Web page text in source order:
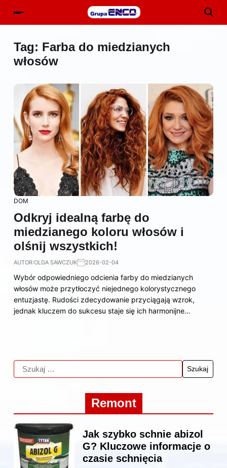
Tag: Farba do miedzianych
włosów
DOM
Odkryj idealną farbę do
miedzianego koloru włosów i
olśnij wszystkich!
AUTOR:OLGA SAWCZUK 2026-02-04
Wybór odpowiedniego odcienia farby do miedzianych
włosów może przytłoczyć niejednego kolorystycznego
entuzjastę. Rudości zdecydowanie przyciągają wzrok,
jednak kluczem do sukcesu staje się ich harmonijne…
Remont
Jak szybko schnie abizol
G? Kluczowe informacje o
czasie schnięcia